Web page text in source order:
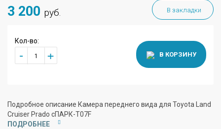
3 200 руб. В закладки
Кол-во:
- + В КОРЗИНУ
Подробное описание Камера переднего вида для Toyota Land
Cruiser Prado сПАРК-T07F
ПОДРОБНЕЕ